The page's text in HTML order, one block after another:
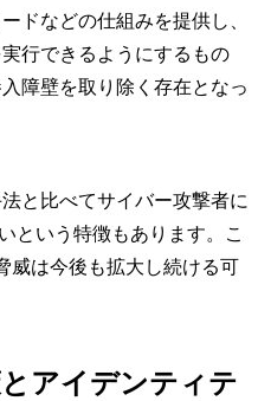
ドなどの仕組みを提供し、
行できるようにするもの
障壁を取り除く存在となっ
と比べてサイバー攻撃者に
という特徴もあります。こ
威は今後も拡大し続ける可
アイデンティテ